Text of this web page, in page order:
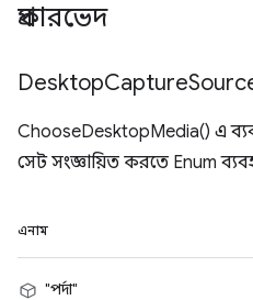
প্রকারভেদ
DesktopCapture
ChooseDesktopMedia() এ
সেট সংজ্ঞায়িত করতে Enum
এনাম
"পর্দা"